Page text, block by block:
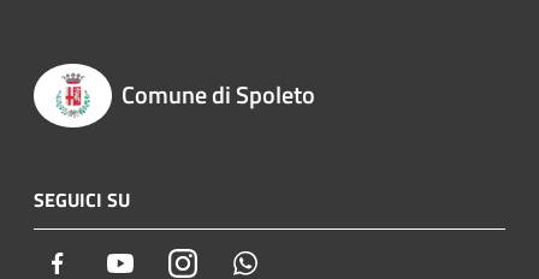
Comune di Spoleto
SEGUICI SU
Facebook YoutubeInstagram